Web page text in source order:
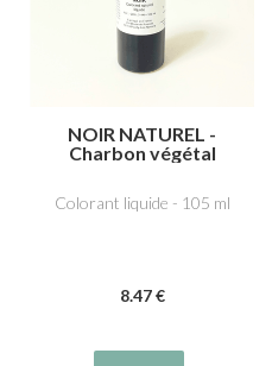
NOIR NATUREL -
Charbon végétal
Colorant liquide - 105 ml
8.47 €